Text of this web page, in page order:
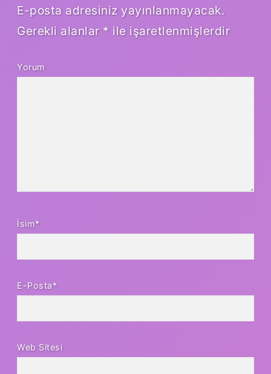
E-posta adresiniz yayınlanmayacak.
Gerekli alanlar * ile işaretlenmişlerdir
Yorum
İsim*
E-Posta*
Web Sitesi